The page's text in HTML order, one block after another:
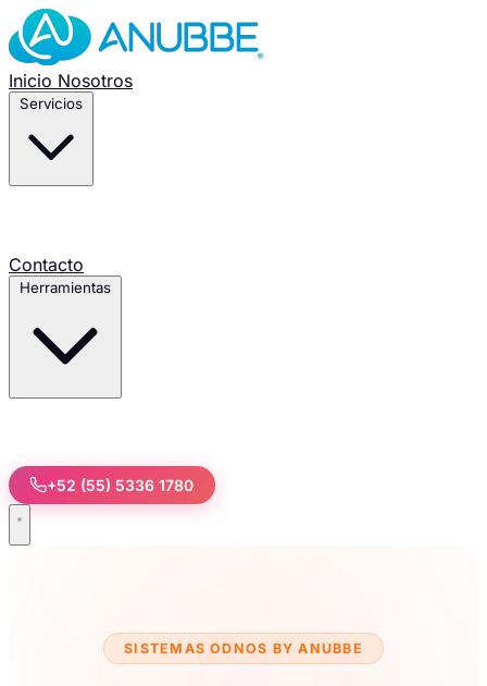
Inicio Nosotros
Contacto
+52 (55) 5336 1780
SISTEMAS ODNOS BY ANUBBE